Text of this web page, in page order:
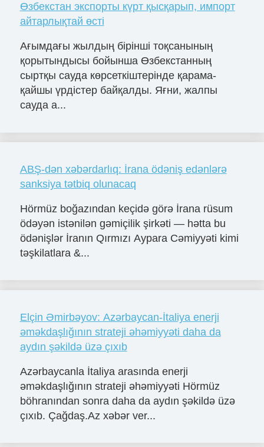
Өзбекстан экспорты күрт қысқарып, импорт
айтарлықтай өсті
Ағымдағы жылдың бірінші тоқсанының
қорытындысы бойынша Өзбекстанның
сыртқы сауда көрсеткіштерінде қарама-
қайшы үрдістер байқалды. Яғни, жалпы
сауда а...
ABŞ-dən xəbərdarlıq: İrana ödəniş edənlərə
sanksiya tətbiq olunacaq
Hörmüz boğazından keçidə görə İrana rüsum
ödəyən istənilən gəmiçilik şirkəti — hətta bu
ödənişlər İranın Qırmızı Aypara Cəmiyyəti kimi
təşkilatlara &...
Elçin Əmirbəyov: Azərbaycan-İtaliya enerji
əməkdaşlığının strateji əhəmiyyəti daha da
aydın şəkildə üzə çıxıb
Azərbaycanla İtaliya arasında enerji
əməkdaşlığının strateji əhəmiyyəti Hörmüz
böhranından sonra daha da aydın şəkildə üzə
çıxıb. Çağdaş.Az xəbər ver...